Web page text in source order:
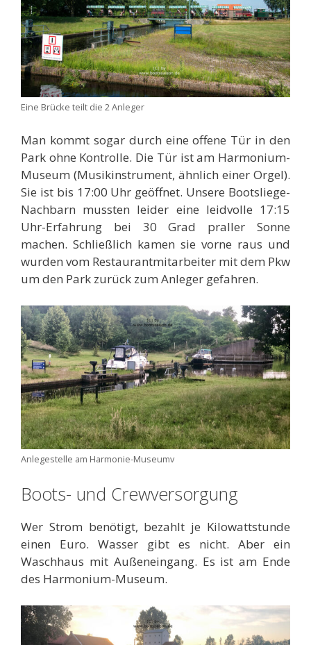
Eine Brücke teilt die 2 Anleger
Man kommt sogar durch eine offene Tür in den
Park ohne Kontrolle. Die Tür ist am Harmonium-
Museum (Musikinstrument, ähnlich einer Orgel).
Sie ist bis 17:00 Uhr geöffnet. Unsere Bootsliege-
Nachbarn mussten leider eine leidvolle 17:15
Uhr-Erfahrung bei 30 Grad praller Sonne
machen. Schließlich kamen sie vorne raus und
wurden vom Restaurantmitarbeiter mit dem Pkw
um den Park zurück zum Anleger gefahren.
Anlegestelle am Harmonie-Museumv
Boots- und Crewversorgung
Wer Strom benötigt, bezahlt je Kilowattstunde
einen Euro. Wasser gibt es nicht. Aber ein
Waschhaus mit Außeneingang. Es ist am Ende
des Harmonium-Museum.